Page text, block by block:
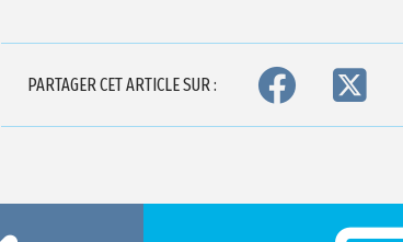
PARTAGER CET ARTICLE SUR :